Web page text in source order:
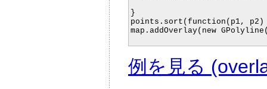
}
points.sort(function(p1,
map.addOverlay(new
例を見る